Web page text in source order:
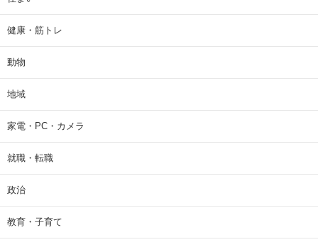
健康・筋トレ
動物
地域
家電・PC・カメラ
就職・転職
政治
教育・子育て